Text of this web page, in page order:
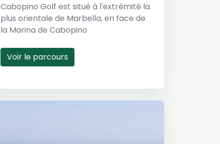
Cabopino Golf est situé à l'extrémité la
plus orientale de Marbella, en face de
la Marina de Cabopino
Voir le parcours